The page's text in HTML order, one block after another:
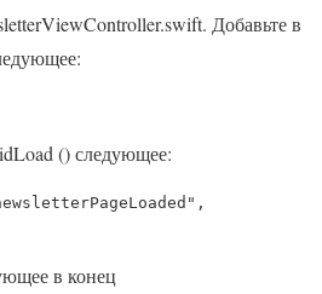
Добавьте в
() следующее:
,
в конец